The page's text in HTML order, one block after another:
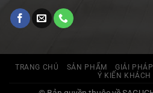
TRANG CHỦ SẢN PHẨM GIẢI
Ý KIẾN KHÁCH